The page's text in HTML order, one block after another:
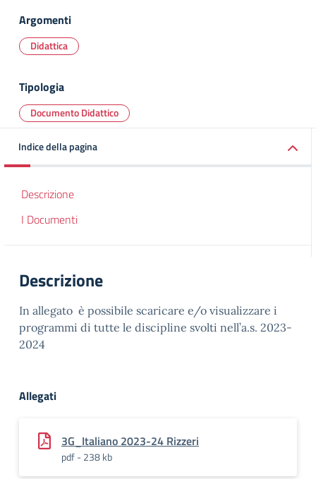
Argomenti
Didattica
Tipologia
Documento Didattico
Indice della pagina
Descrizione
I Documenti
Descrizione
In allegato è possibile scaricare e/o visualizzare i
programmi di tutte le discipline svolti nell’a.s. 2023-
2024
Allegati
3G_Italiano 2023-24 Rizzeri
pdf - 238 kb